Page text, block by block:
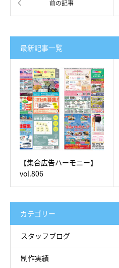
最新記事一覧
【集合広告ハーモニー】
vol.806
カテゴリー
スタッフブログ
制作実績